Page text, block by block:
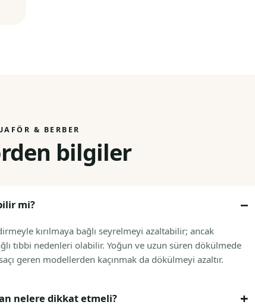
& BERBER
bilgiler
mi?
kırılmaya bağlı seyrelmeyi azaltabilir; ancak
tıbbi nedenleri olabilir. Yoğun ve uzun süren dökülmede
geren modellerden kaçınmak da dökülmeyi azaltır.
nelere dikkat etmeli?